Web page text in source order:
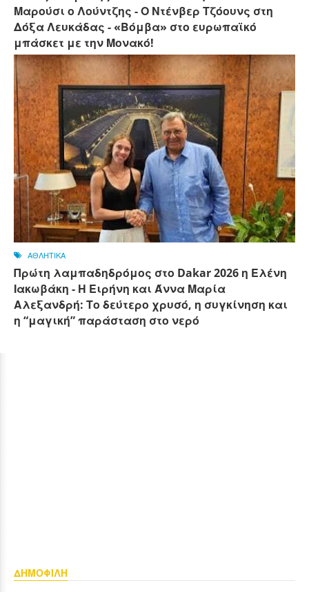
Μαρούσι ο Λούντζης - Ο Ντένβερ Τζόουνς στη
Δόξα Λευκάδας - «Βόμβα» στο ευρωπαϊκό
μπάσκετ με την Μονακό!
ΑΘΛΗΤΙΚΑ
Πρώτη λαμπαδηδρόμος στο Dakar 2026 η Ελένη
Ιακωβάκη - Η Ειρήνη και Άννα Μαρία
Αλεξανδρή: Το δεύτερο χρυσό, η συγκίνηση και
η “μαγική” παράσταση στο νερό
ΔΗΜΟΦΙΛΗ